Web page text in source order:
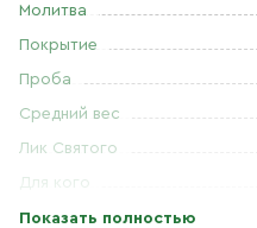
Молитва
Покрытие
Проба
Средний вес
Лик Святого
Для кого
Показать полностью